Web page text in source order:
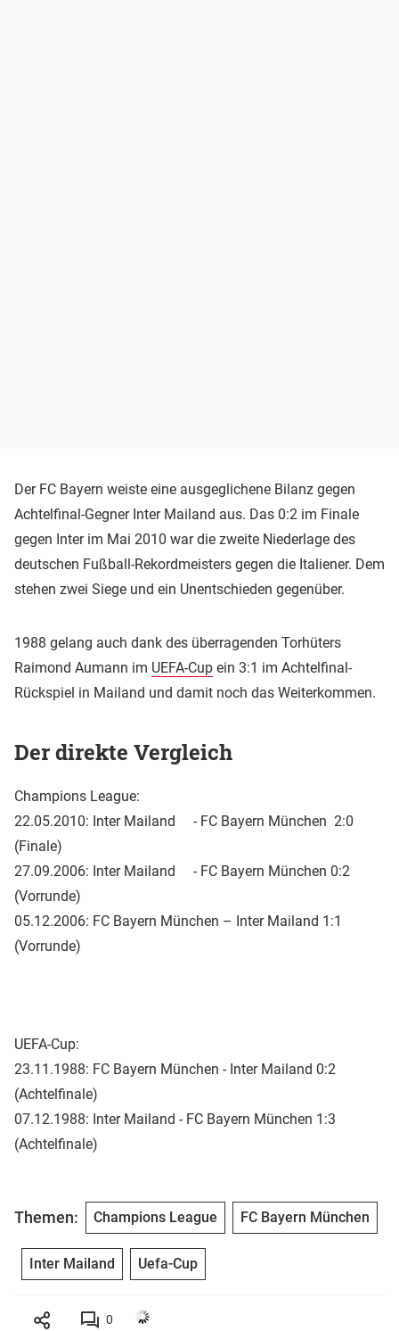
Der FC Bayern weiste eine ausgeglichene Bilanz gegen
Achtelfinal-Gegner Inter Mailand aus. Das 0:2 im Finale
gegen Inter im Mai 2010 war die zweite Niederlage des
deutschen Fußball-Rekordmeisters gegen die Italiener. Dem
stehen zwei Siege und ein Unentschieden gegenüber.
1988 gelang auch dank des überragenden Torhüters
Raimond Aumann im UEFA-Cup ein 3:1 im Achtelfinal-
Rückspiel in Mailand und damit noch das Weiterkommen.
Der direkte Vergleich
Champions League:
22.05.2010: Inter Mailand - FC Bayern München 2:0
(Finale)
27.09.2006: Inter Mailand - FC Bayern München 0:2
(Vorrunde)
05.12.2006: FC Bayern München – Inter Mailand 1:1
(Vorrunde)
UEFA-Cup:
23.11.1988: FC Bayern München - Inter Mailand 0:2
(Achtelfinale)
07.12.1988: Inter Mailand - FC Bayern München 1:3
(Achtelfinale)
Themen: Champions League FC Bayern München
Inter Mailand Uefa-Cup
0